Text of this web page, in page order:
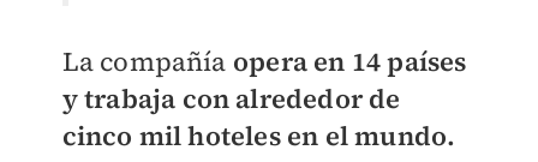
La compañía opera en 14 países
y trabaja con alrededor de
cinco mil hoteles en el mundo.